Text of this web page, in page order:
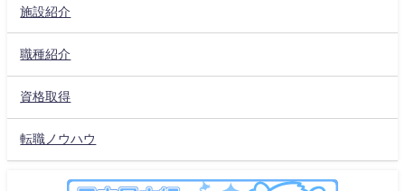
施設紹介
職種紹介
資格取得
転職ノウハウ